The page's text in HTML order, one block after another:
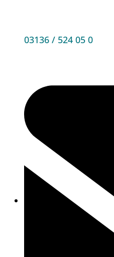
03136 / 524 05 0